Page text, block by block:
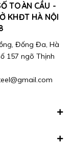
TOÀN CẦU -
KHĐT HÀ NỘI
Đống Đa, Hà
157 ngõ Thịnh